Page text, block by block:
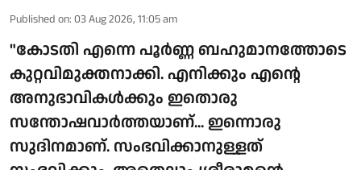
Published on: 03 Aug 2026, 11:05 am
"കോടതി എന്നെ പൂർണ്ണ ബഹുമാനത്തോടെ
കുറ്റവിമുക്തനാക്കി. എനിക്കും എന്റെ
അനുഭാവികൾക്കും ഇതൊരു
സന്തോഷവാർത്തയാണ്... ഇന്നൊരു
സുദിനമാണ്. സംഭവിക്കാനുള്ളത്